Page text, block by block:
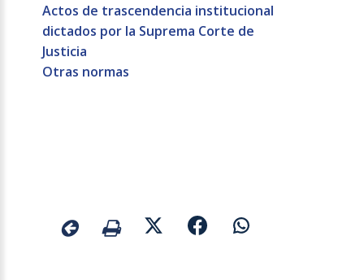
Actos de trascendencia institucional
dictados por la Suprema Corte de
Justicia
Otras normas